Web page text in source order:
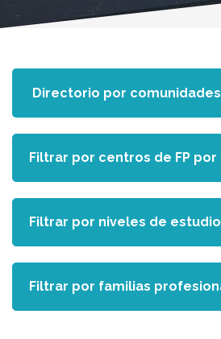
Filtrar por centros de FP
Filtrar por niveles de estudio
Filtrar por familias